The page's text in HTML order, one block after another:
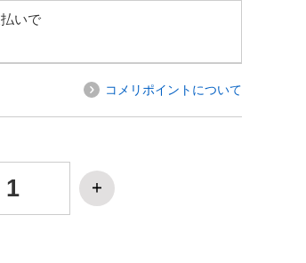
いで
コメリポイントについて